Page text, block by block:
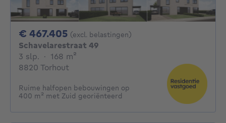
€ 467.405 467405€
(excl. belastingen)
Schavelarestraat 49
3 slp. 3 slaapkamers
· 168 m²
8820 Torhout
Ruime halfopen bebouwingen op
400 m² met Zuid georiënteerd